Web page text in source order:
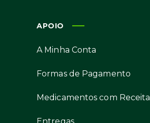
APOIO
A Minha Conta
Formas de Pagamento
Medicamentos com Receita